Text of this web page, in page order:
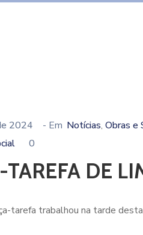
2024 - Em Notícias‚ Obras e
0
TAREFA DE
tarefa trabalhou na tarde